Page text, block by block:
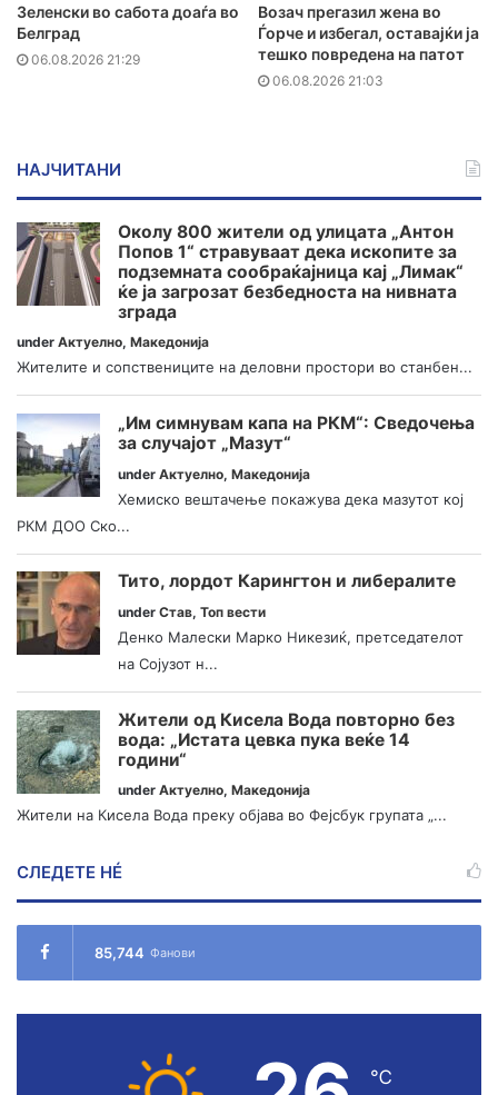
Зеленски во сабота доаѓа во
Белград
06.08.2026 21:29
Возач прегазил жена во
Ѓорче и избегал, оставајќи ја
тешко повредена на патот
06.08.2026 21:03
НАЈЧИТАНИ
Околу 800 жители од улицата „Антон
Попов 1“ стравуваат дека ископите за
подземната сообраќајница кај „Лимак“
ќе ја загрозат безбедноста на нивната
зграда
under Актуелно, Македонија
Жителите и сопствениците на деловни простори во станбен...
„Им симнувам капа на РКМ“: Сведочења
за случајот „Мазут“
under Актуелно, Македонија
Хемиско вештачење покажува дека мазутот кој
РКМ ДОО Ско...
Тито, лордот Карингтон и либералите
under Став, Топ вести
Денко Малески Марко Никезиќ, претседателот
на Сојузот н...
Жители од Кисела Вода повторно без
вода: „Истата цевка пука веќе 14
години“
under Актуелно, Македонија
Жители на Кисела Вода преку објава во Фејсбук групата „...
СЛЕДЕТЕ НÉ
85,744 Фанови
℃